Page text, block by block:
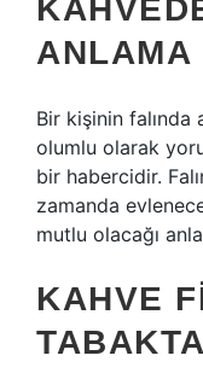
ANLAMA
Bir kişinin falında
olumlu olarak
bir habercidir.
zamanda
mutlu olacağı
KAHVE